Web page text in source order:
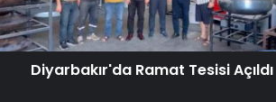
Diyarbakır'da Ramat Tesisi Açıldı